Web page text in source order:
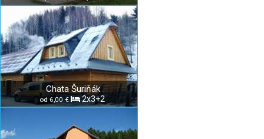
Chata Šuriňák
od 6,00 € 2x3+2